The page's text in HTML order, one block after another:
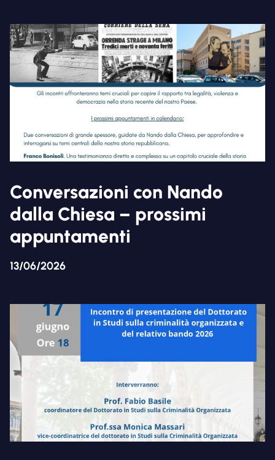
Conversazioni con Nando
dalla Chiesa – prossimi
appuntamenti
13/06/2026